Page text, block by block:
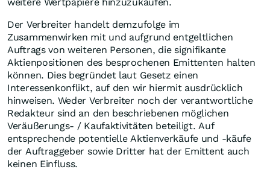
Der Verbreiter handelt demzufolge im
Zusammenwirken mit und aufgrund entgeltlichen
Auftrags von weiteren Personen, die signifikante
Aktienpositionen des besprochenen Emittenten halten
können. Dies begründet laut Gesetz einen
Interessenkonflikt, auf den wir hiermit ausdrücklich
hinweisen. Weder Verbreiter noch der verantwortliche
Redakteur sind an den beschriebenen möglichen
Veräußerungs- / Kaufaktivitäten beteiligt. Auf
entsprechende potentielle Aktienverkäufe und -käufe
der Auftraggeber sowie Dritter hat der Emittent auch
keinen Einfluss.